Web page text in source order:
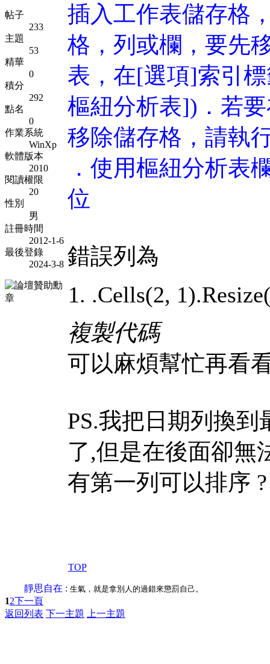
帖子
233
主題
53
精華
0
積分
292
點名
0
作業系統
WinXp
軟體版本
2010
閱讀權限
20
性別
男
註冊時間
2012-1-6
最後登錄
2024-3-8
插入工作表儲存格
格，列或欄，要先
表，在[選項]索引
樞紐分析表])．若
移除儲存格，請執
．使用樞紐分析表
位
錯誤列為
.Cells(2,
複製代碼
可以麻煩幫忙再看
PS.我把日期列換
了,但是在後面卻無
有第一列可以排序 ?
TOP
靜思自在 : 生氣，就是拿別人的過錯來懲罰自己。
12下一頁
返回列表 下一主題 上一主題